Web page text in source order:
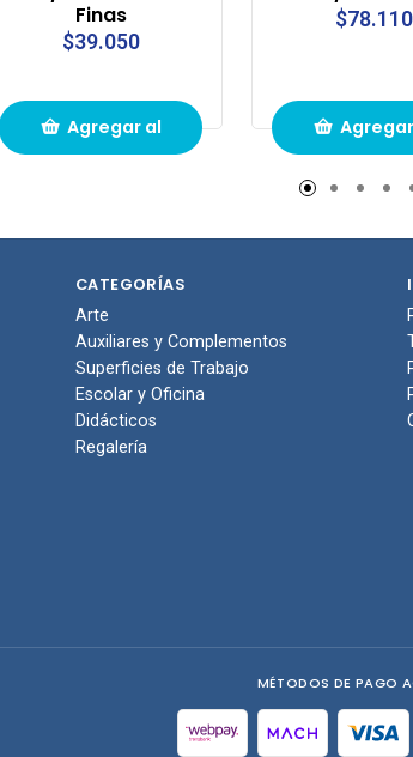
Finas
$39.050
Agregar al
compras
$78.110
carrito
CATEGORÍAS
Arte
Auxiliares y Complementos
Superficies de Trabajo
Escolar y Oficina
Didácticos
Regalería
MÉTODOS DE PAGO